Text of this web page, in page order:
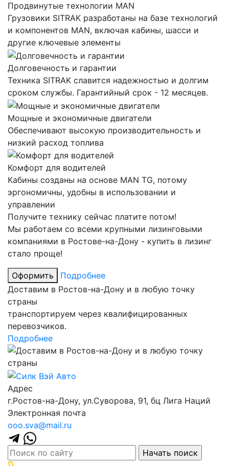
Продвинутые технологии MAN
Грузовики SITRAK разработаны на базе технологий
и компонентов MAN, включая кабины, шасси и
другие ключевые элементы
Долговечность и гарантии
Техника SITRAK славится надежностью и долгим
сроком службы. Гарантийный срок - 12 месяцев.
Мощные и экономичные двигатели
Обеспечивают высокую производительность и
низкий расход топлива
Комфорт для водителей
Кабины созданы на основе MAN TG, потому
эргономичны, удобны в использовании и
управлении
Получите технику сейчас платите потом!
Мы работаем со всеми крупными лизинговыми
компаниями в Ростове-на-Дону - купить в лизинг
стало проще!
Оформить
Подробнее
Доставим в Ростов-на-Дону и в любую точку
страны
транспортируем через квалифицированных
перевозчиков.
Подробнее
Адрес
г.Ростов-на-Дону, ул.Суворова, 91, бц Лига Наций
Электронная почта
ooo.sva@mail.ru